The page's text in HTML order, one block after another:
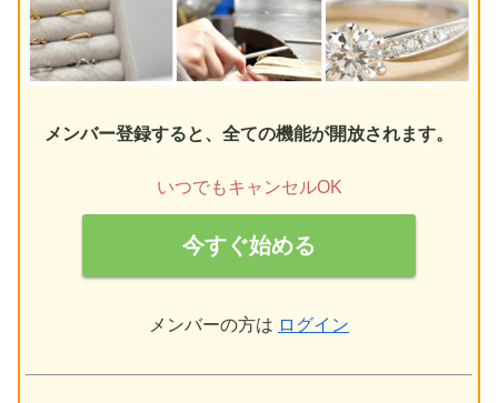
メンバー登録すると、全ての機能が開放されます。
いつでもキャンセルOK
今すぐ始める
メンバーの方は ログイン